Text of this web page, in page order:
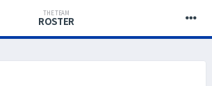
THE TEAM
ROSTER